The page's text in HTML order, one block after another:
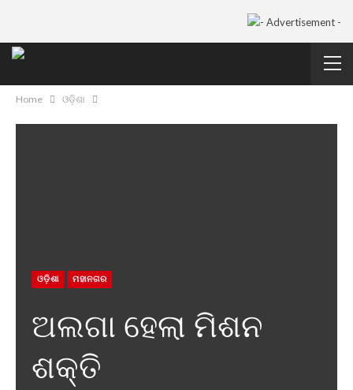
Home ଓଡ଼ିଶା
ଓଡ଼ିଶା ମହାନଗର
ଅଲଗା ହେଲା ମିଶନ
ଶକ୍ତି